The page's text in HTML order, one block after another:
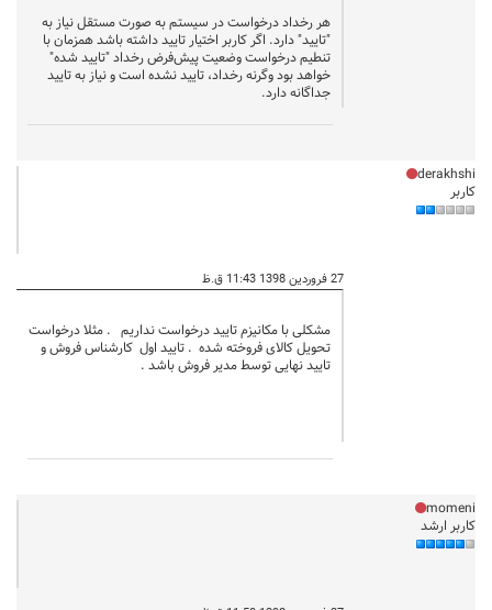
هر رخداد درخواست در سیستم به صورت مستقل نیاز به
"تایید" دارد. اگر کاربر اختیار تایید داشته باشد همزمان با
تنطیم درخواست وضعیت پیش‌فرض رخداد "تایید شده"
خواهد بود وگرنه رخداد، تایید نشده است و نیاز به تایید
جداگانه دارد.
derakhshi
کاربر
27 فروردین 1398 11:43 ق.ظ
مشکلی با مکانیزم تایید درخواست نداریم . مثلا درخواست
تحویل کالای فروخته شده . تایید اول کارشناس فروش و
تایید نهایی توسط مدیر فروش باشد .
momeni
کاربر ارشد